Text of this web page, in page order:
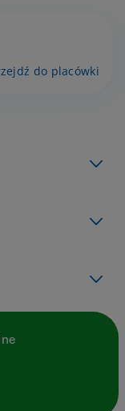
do placówki